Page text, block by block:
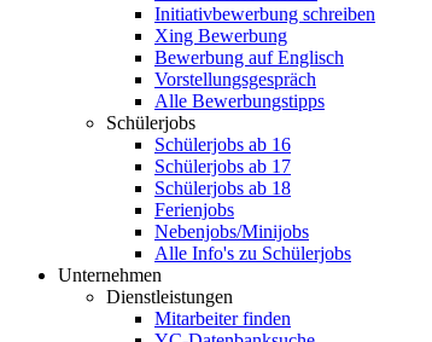
Initiativbewerbung schreiben
Xing Bewerbung
Bewerbung auf Englisch
Vorstellungsgespräch
Alle Bewerbungstipps
Schülerjobs
Schülerjobs ab 16
Schülerjobs ab 17
Schülerjobs ab 18
Ferienjobs
Nebenjobs/Minijobs
Alle Info's zu Schülerjobs
Unternehmen
Dienstleistungen
Mitarbeiter finden